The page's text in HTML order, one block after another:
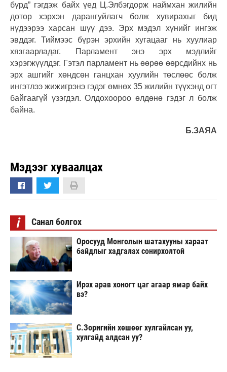
бүрд” гэгдэж байх үед Ц.Элбэгдорж наймхан жилийн
дотор хэрхэн дарангуйлагч болж хувирахыг бид
нүдээрээ харсан шүү дээ. Эрх мэдэл хүнийг ингэж
эвддэг. Тиймээс бүрэн эрхийн хугацааг нь хуулиар
хязгаарладаг. Парламент энэ эрх мэдлийг
хэрэгжүүлдэг. Гэтэл парламент нь өөрөө өөрсдийнх нь
эрх ашгийг хөндсөн ганцхан хуулийн төслөөс болж
ингэтлээ жижигрэнэ гэдэг өмнөх 35 жилийн түүхэнд огт
байгаагүй үзэгдэл. Олдохоороо өлдөнө гэдэг л болж
байна.
Б.ЗАЯА
Мэдээг хуваалцах
i Санал болгох
Оросууд Монголын шатахууны хараат
байдлыг хадгалах сонирхолтой
Ирэх арав хоногт цаг агаар ямар байх
вэ?
С.Зоригийн хөшөөг хулгайлсан уу,
хулгайд алдсан уу?